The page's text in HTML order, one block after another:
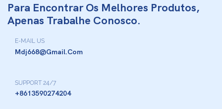
Para Encontrar Os Melhores Produtos,
Apenas Trabalhe Conosco.
E-MAIL US
Mdj668@gmail.com
SUPPORT 24/7
+8613590274204